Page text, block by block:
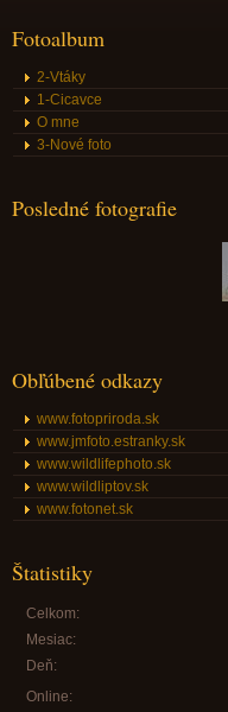
Fotoalbum
2-Vtáky
1-Cicavce
O mne
3-Nové foto
Posledné fotografie
Obľúbené odkazy
www.fotopriroda.sk
www.jmfoto.estranky.sk
www.wildlifephoto.sk
www.wildliptov.sk
www.fotonet.sk
Štatistiky
Online:
Celkom:
Mesiac:
Deň: